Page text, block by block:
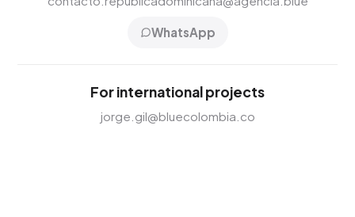
WhatsApp
For international projects
jorge.gil@bluecolombia.co